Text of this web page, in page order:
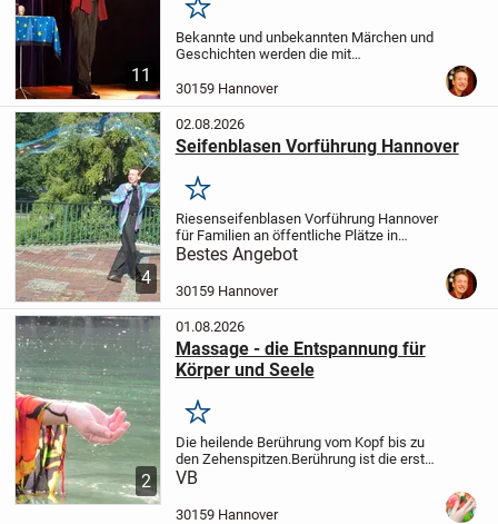
11
Merken
Bekannte und unbekannten Märchen und
Geschichten werden die mit
wie Papier zerreißen, Drahtbiegen und 3
Zauberkunststücken garniert. Dauer 30
min Dabei liegt der...
30159 Hannover
4
02.08.2026
Seifenblasen Vorführung Hannover
Merken
Riesenseifenblasen Vorführung Hannover
für Familien an öffentliche Plätze in
Hannover Hans-Jörg Hubmann lässt auf
ungewöhnliche Weise diese Gebilde der
Phantasie in der Luft entstehen.
Bestes Angebot
30159 Hannover
2
01.08.2026
Massage - die Entspannung für
Körper und Seele
Merken
Die heilende Berührung vom Kopf bis zu
den Zehenspitzen.Berührung ist die erste
Sprache die wir lernen und die Letzte
respektvollen Berührungen laden Dich...
VB
30159 Hannover